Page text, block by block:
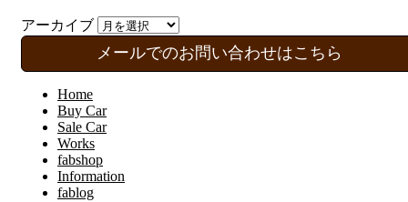
アーカイブ
メールでのお問い合わせはこちら
Home
Buy Car
Sale Car
Works
fabshop
Information
fablog